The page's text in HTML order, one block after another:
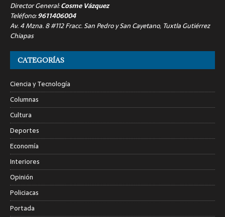
Director General:Cosme Vázquez
Teléfono:9611406004
Av. 4 Mzna. 8 #112 Fracc. San Pedro y San Cayetano, Tuxtla Gutiérrez
Chiapas
CATEGORÍAS
Ciencia y Tecnología
Columnas
Cultura
Deportes
Economía
Interiores
Opinión
Policiacas
Portada